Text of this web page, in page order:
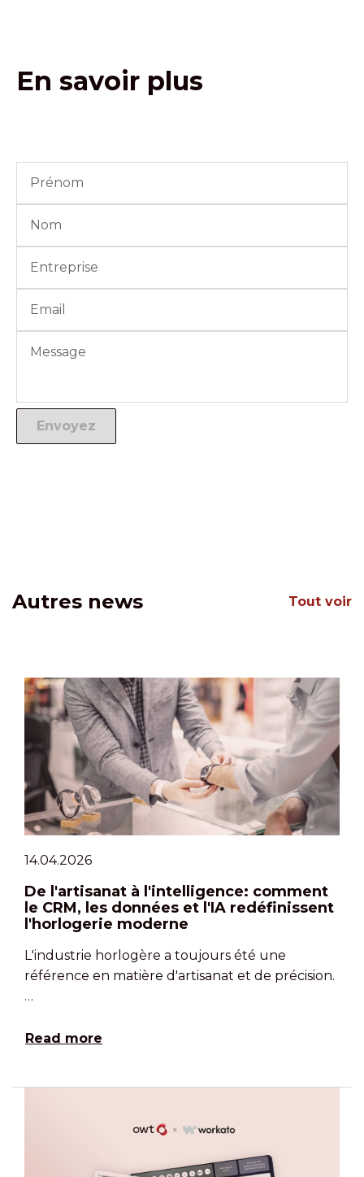
En savoir plus
Autres news Tout voir
14.04.2026
De l'artisanat à l'intelligence: comment
le CRM, les données et l'IA redéfinissent
l'horlogerie moderne
L'industrie horlogère a toujours été une
référence en matière d'artisanat et de précision.
…
Read more